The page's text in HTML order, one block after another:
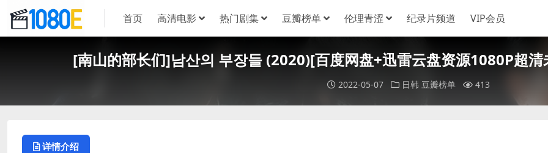
首页 高清电影 热门剧集 豆瓣榜单 伦理青涩 纪录片频道 VIP会员
[南山的部长们]남산의 부장들 (2020)[百度网盘+迅雷云盘资源1080P超
2022-05-07 日韩 豆瓣榜单 413
详情介绍